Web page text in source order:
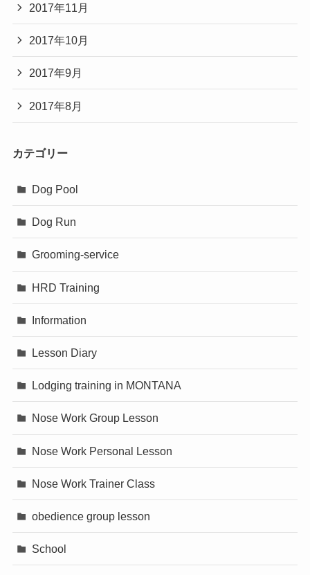
2017年11月
2017年10月
2017年9月
2017年8月
カテゴリー
Dog Pool
Dog Run
Grooming-service
HRD Training
Information
Lesson Diary
Lodging training in MONTANA
Nose Work Group Lesson
Nose Work Personal Lesson
Nose Work Trainer Class
obedience group lesson
School